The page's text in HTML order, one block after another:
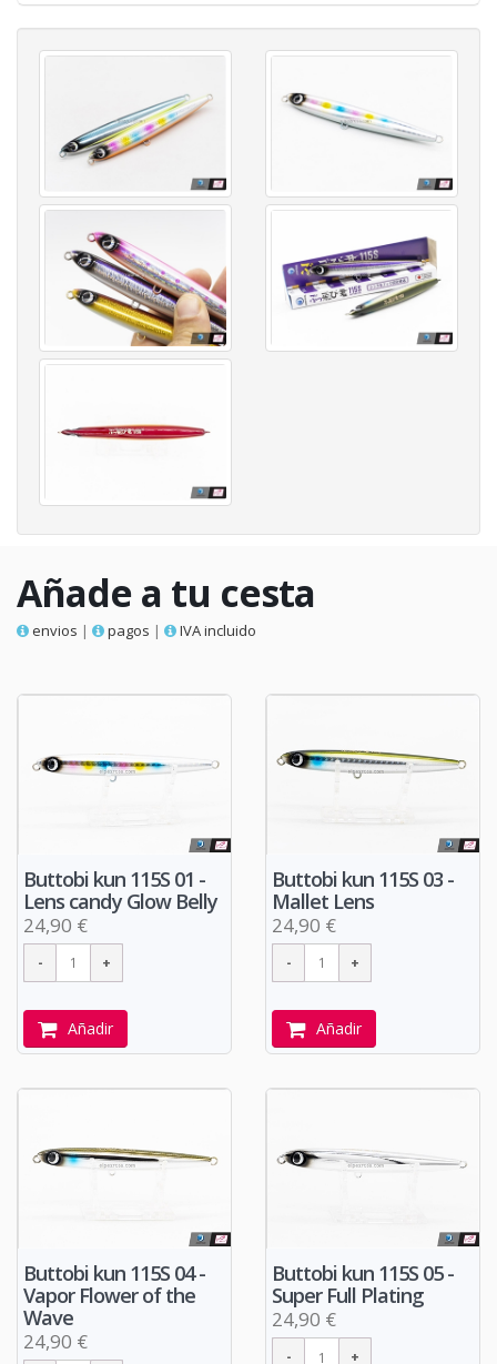
Añade a tu cesta
envios | pagos | IVA incluido
Buttobi kun 115S 01 -
Lens candy Glow Belly
24,90 €
Añadir
Buttobi kun 115S 03 -
Mallet Lens
24,90 €
Añadir
Buttobi kun 115S 04 -
Vapor Flower of the
Wave
24,90 €
Buttobi kun 115S 05 -
Super Full Plating
24,90 €